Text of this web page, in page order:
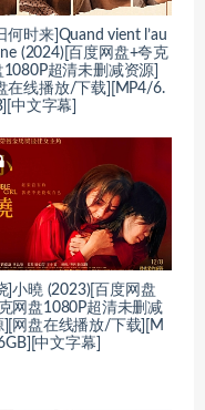
何时来]Quand vient l’au
(2024)[百度网盘+夸克
1080P超清未删减资源]
在线播放/下载][MP4/6.
中文字幕]
]小曉 (2023)[百度网盘
网盘1080P超清未删减
][网盘在线播放/下载][M
中文字幕]